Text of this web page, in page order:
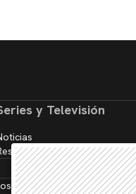
y Televisión